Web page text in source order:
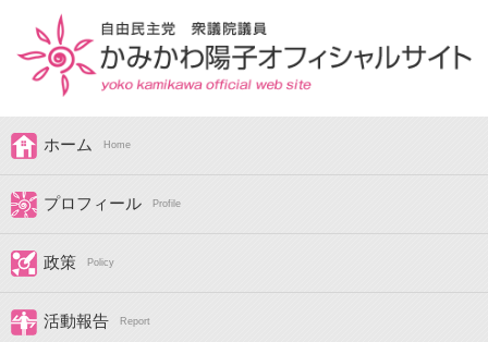
ホーム Home
プロフィール Profile
政策 Policy
活動報告 Report